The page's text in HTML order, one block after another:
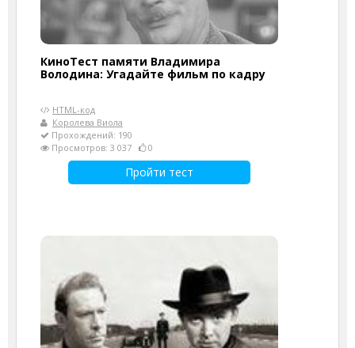
КиноТест памяти Владимира
Володина: Угадайте фильм по кадру
HTML-код
Королева Виола
Прохождений: 190
Просмотров: 3 037
0
Пройти тест